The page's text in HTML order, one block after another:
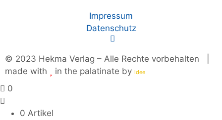
Impressum
Datenschutz
© 2023 Hekma Verlag – Alle Rechte vorbehalten |
made with
in the palatinate by idee
0
0 Artikel